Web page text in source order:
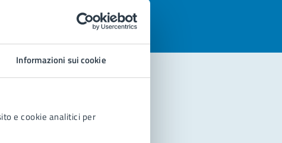
Informazioni sui cookie
e cookie analitici per